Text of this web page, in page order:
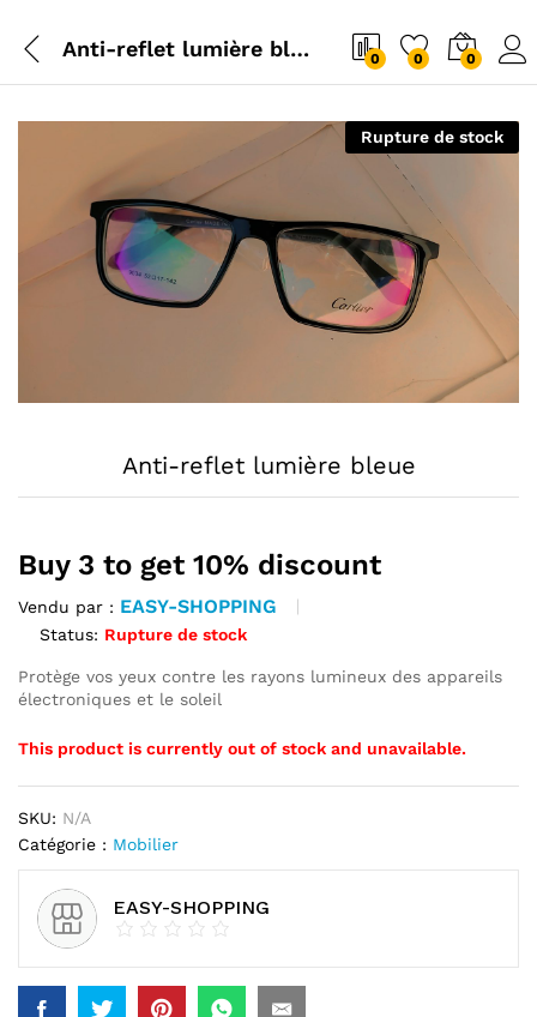
Anti-reflet lumière bleue 0 0 0
Rupture de stock
Anti-reflet lumière bleue
Buy 3 to get 10% discount
Vendu par : EASY-SHOPPING
Status: Rupture de stock
Protège vos yeux contre les rayons lumineux des appareils
électroniques et le soleil
This product is currently out of stock and unavailable.
SKU: N/A
Catégorie : Mobilier
EASY-SHOPPING